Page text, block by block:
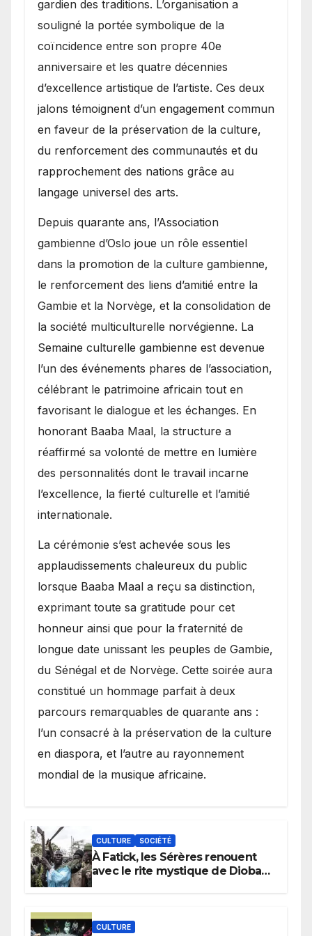
gardien des traditions. L’organisation a
souligné la portée symbolique de la
coïncidence entre son propre 40e
anniversaire et les quatre décennies
d’excellence artistique de l’artiste. Ces deux
jalons témoignent d’un engagement commun
en faveur de la préservation de la culture,
du renforcement des communautés et du
rapprochement des nations grâce au
langage universel des arts.
​Depuis quarante ans, l’Association
gambienne d’Oslo joue un rôle essentiel
dans la promotion de la culture gambienne,
le renforcement des liens d’amitié entre la
Gambie et la Norvège, et la consolidation de
la société multiculturelle norvégienne. La
Semaine culturelle gambienne est devenue
l’un des événements phares de l’association,
célébrant le patrimoine africain tout en
favorisant le dialogue et les échanges. En
honorant Baaba Maal, la structure a
réaffirmé sa volonté de mettre en lumière
des personnalités dont le travail incarne
l’excellence, la fierté culturelle et l’amitié
internationale.
​La cérémonie s’est achevée sous les
applaudissements chaleureux du public
lorsque Baaba Maal a reçu sa distinction,
exprimant toute sa gratitude pour cet
honneur ainsi que pour la fraternité de
longue date unissant les peuples de Gambie,
du Sénégal et de Norvège. Cette soirée aura
constitué un hommage parfait à deux
parcours remarquables de quarante ans :
l’un consacré à la préservation de la culture
en diaspora, et l’autre au rayonnement
mondial de la musique africaine.
CULTURE SOCIÉTÉ
À Fatick, les Sérères renouent
avec le rite mystique de Diobaye
CULTURE